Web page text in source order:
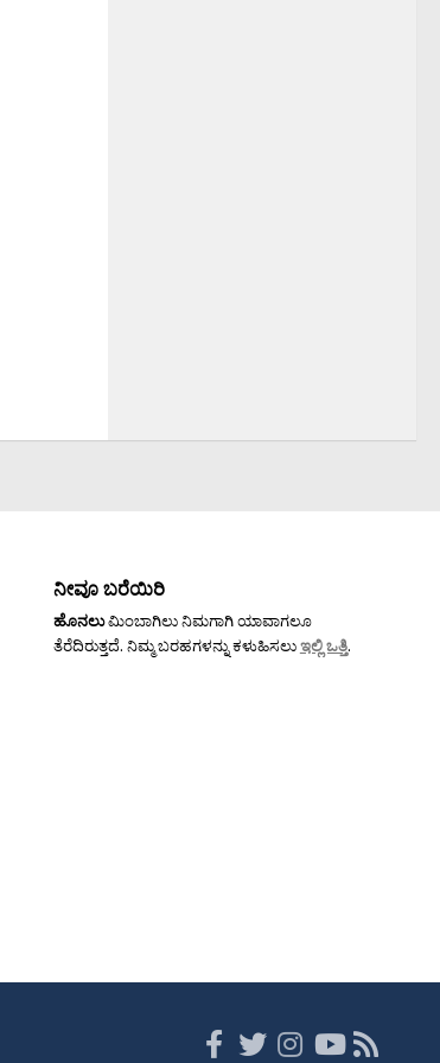
ನೀವೂ ಬರೆಯಿರಿ
ಹೊನಲುಮಿಂಬಾಗಿಲು ನಿಮಗಾಗಿ ಯಾವಾಗಲೂ
ತೆರೆದಿರುತ್ತದೆ. ನಿಮ್ಮ ಬರಹಗಳನ್ನು ಕಳುಹಿಸಲುಇಲ್ಲಿ ಒತ್ತಿ.